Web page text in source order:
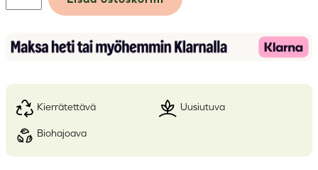
Merinovillapaita
kierrätettävä uusiutuva
biohajoava